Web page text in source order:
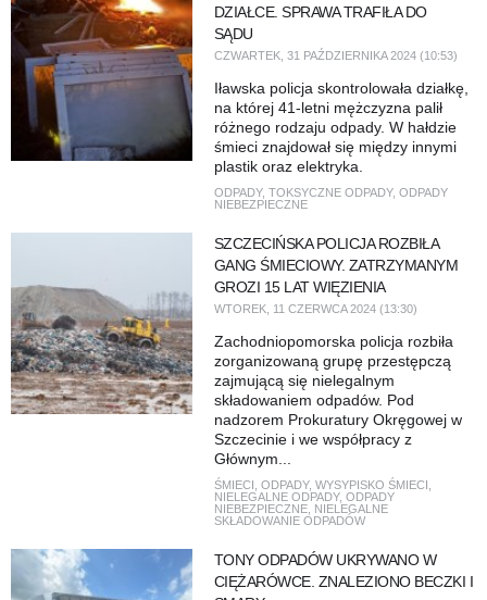
DZIAŁCE. SPRAWA TRAFIŁA DO
SĄDU
CZWARTEK, 31 PAŹDZIERNIKA 2024 (10:53)
Iławska policja skontrolowała działkę,
na której 41-letni mężczyzna palił
różnego rodzaju odpady. W hałdzie
śmieci znajdował się między innymi
plastik oraz elektryka.
ODPADY, TOKSYCZNE ODPADY, ODPADY
NIEBEZPIECZNE
SZCZECIŃSKA POLICJA ROZBIŁA
GANG ŚMIECIOWY. ZATRZYMANYM
GROZI 15 LAT WIĘZIENIA
WTOREK, 11 CZERWCA 2024 (13:30)
Zachodniopomorska policja rozbiła
zorganizowaną grupę przestępczą
zajmującą się nielegalnym
składowaniem odpadów. Pod
nadzorem Prokuratury Okręgowej w
Szczecinie i we współpracy z
Głównym...
ŚMIECI ODPADY, WYSYPISKO ŚMIECI
NIELEGALNE ODPADY, ODPADY
NIEBEZPIECZNE, NIELEGALNE
SKŁADOWANIE ODPADÓW
TONY ODPADÓW UKRYWANO W
CIĘŻARÓWCE. ZNALEZIONO BECZKI I